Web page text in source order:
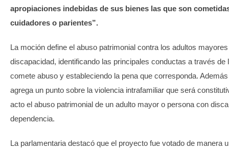
apropiaciones indebidas de sus bienes las que son
cuidadores o parientes”.
La moción define el abuso patrimonial contra los adultos
discapacidad, identificando las principales conductas a través de
comete abuso y estableciendo la pena que corresponda.
agrega un punto sobre la violencia intrafamiliar que será
acto el abuso patrimonial de un adulto mayor o persona con
dependencia.
La parlamentaria destacó que el proyecto fue votado de manera